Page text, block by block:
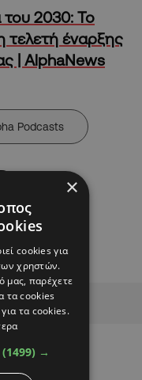
2030: Το
τελετή έναρξης
| AlphaNews
Podcasts
×
cookies για
χρηστών.
μας, παρέχετε
τα cookies
τα cookies.
(1499) →